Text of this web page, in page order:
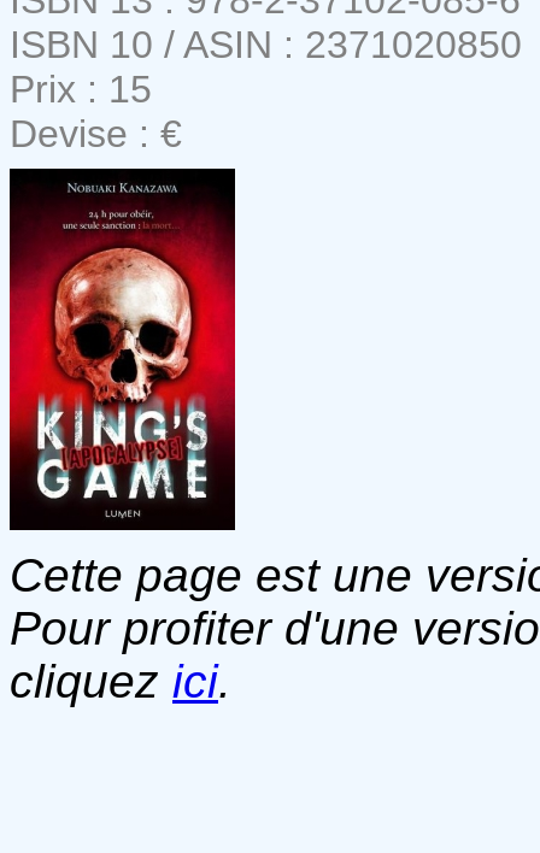
ISBN 10 / ASIN : 2371020850
Prix : 15
Devise : €
Cette page est une
Pour profiter d'une
cliquez ici.